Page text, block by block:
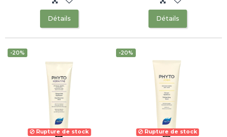
Détails Détails
-20%
Rupture de stock
-20%
Rupture de stock